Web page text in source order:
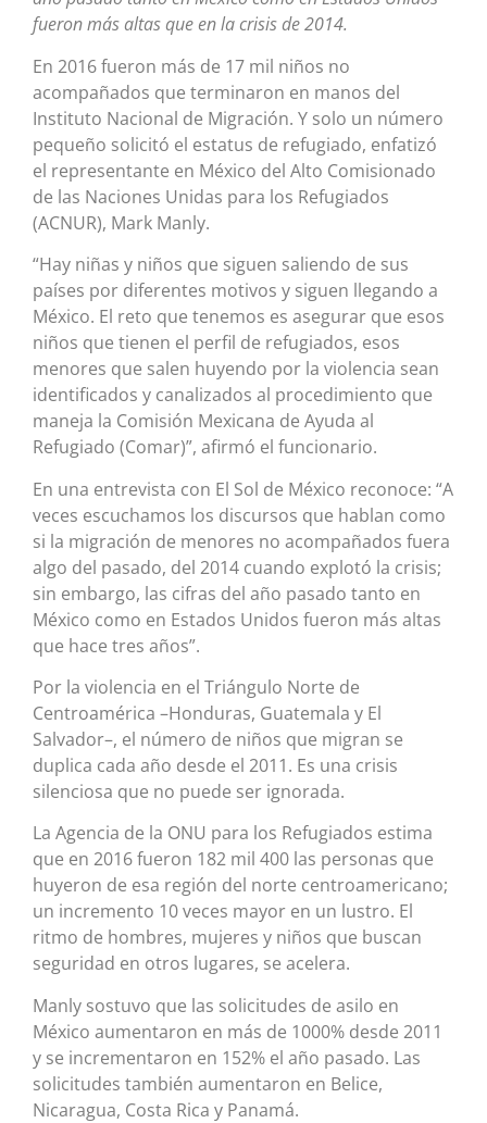
fueron más altas que en la crisis de 2014.
En 2016 fueron más de 17 mil niños no
acompañados que terminaron en manos del
Instituto Nacional de Migración. Y solo un número
pequeño solicitó el estatus de refugiado, enfatizó
el representante en México del Alto Comisionado
de las Naciones Unidas para los Refugiados
(ACNUR), Mark Manly.
“Hay niñas y niños que siguen saliendo de sus
países por diferentes motivos y siguen llegando a
México. El reto que tenemos es asegurar que esos
niños que tienen el perfil de refugiados, esos
menores que salen huyendo por la violencia sean
identificados y canalizados al procedimiento que
maneja la Comisión Mexicana de Ayuda al
Refugiado (Comar)”, afirmó el funcionario.
En una entrevista con El Sol de México reconoce: “A
veces escuchamos los discursos que hablan como
si la migración de menores no acompañados fuera
algo del pasado, del 2014 cuando explotó la crisis;
sin embargo, las cifras del año pasado tanto en
México como en Estados Unidos fueron más altas
que hace tres años”.
Por la violencia en el Triángulo Norte de
Centroamérica –Honduras, Guatemala y El
Salvador–, el número de niños que migran se
duplica cada año desde el 2011. Es una crisis
silenciosa que no puede ser ignorada.
La Agencia de la ONU para los Refugiados estima
que en 2016 fueron 182 mil 400 las personas que
huyeron de esa región del norte centroamericano;
un incremento 10 veces mayor en un lustro. El
ritmo de hombres, mujeres y niños que buscan
seguridad en otros lugares, se acelera.
Manly sostuvo que las solicitudes de asilo en
México aumentaron en más de 1000% desde 2011
y se incrementaron en 152% el año pasado. Las
solicitudes también aumentaron en Belice,
Nicaragua, Costa Rica y Panamá.